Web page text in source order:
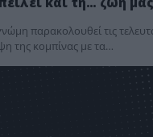
παρακολουθεί τις
της κο­μπίνας με τα…